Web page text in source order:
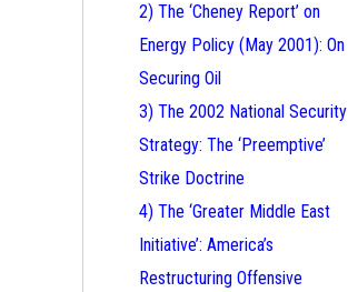
2) The ‘Cheney Report’ on
Energy Policy (May 2001): On
Securing Oil
3) The 2002 National Security
Strategy: The ‘Preemptive’
Strike Doctrine
4) The ‘Greater Middle East
Initiative’: America’s
Restructuring Offensive